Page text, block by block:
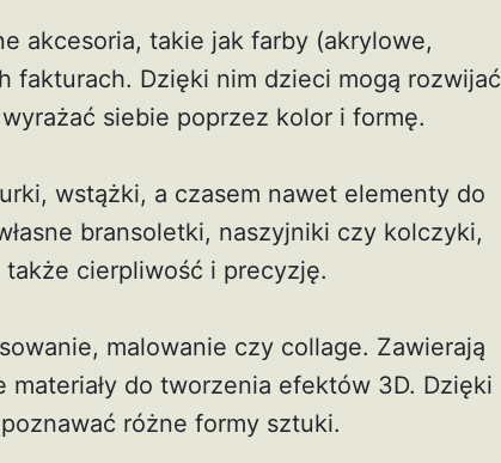
akcesoria, takie jak farby (akrylowe,
fakturach. Dzięki nim dzieci mogą rozwijać
siebie poprzez kolor i formę.
wstążki, a czasem nawet elementy do
bransoletki, naszyjniki czy kolczyki,
cierpliwość i precyzję.
malowanie czy collage. Zawierają
do tworzenia efektów 3D. Dzięki
różne formy sztuki.